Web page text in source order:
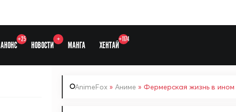
АНОНС
+25
НОВОСТИ
+
МАНГА ХЕНТАЙ
+1174
AnimeFox » Аниме » Фермерская жизнь в